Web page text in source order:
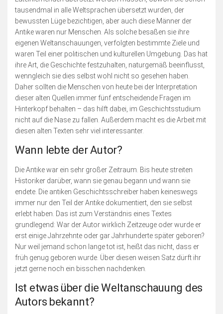
tausendmal in alle Weltsprachen übersetzt wurden, der
bewussten Lüge bezichtigen, aber auch diese Männer der
Antike waren nur Menschen. Als solche besaßen sie ihre
eigenen Weltanschauungen, verfolgten bestimmte Ziele und
waren Teil einer politischen und kulturellen Umgebung. Das hat
ihre Art, die Geschichte festzuhalten, naturgemäß beeinflusst,
wenngleich sie dies selbst wohl nicht so gesehen haben.
Daher sollten die Menschen von heute bei der Interpretation
dieser alten Quellen immer fünf entscheidende Fragen im
Hinterkopf behalten – das hilft dabei, im Geschichtsstudium
nicht auf die Nase zu fallen. Außerdem macht es die Arbeit mit
diesen alten Texten sehr viel interessanter.
Wann lebte der Autor?
Die Antike war ein sehr großer Zeitraum. Bis heute streiten
Historiker darüber, wann sie genau begann und wann sie
endete. Die antiken Geschichtsschreiber haben keineswegs
immer nur den Teil der Antike dokumentiert, den sie selbst
erlebt haben. Das ist zum Verständnis eines Textes
grundlegend: War der Autor wirklich Zeitzeuge oder wurde er
erst einige Jahrzehnte oder gar Jahrhunderte später geboren?
Nur weil jemand schon lange tot ist, heißt das nicht, dass er
früh genug geboren wurde. Über diesen weisen Satz dürft ihr
jetzt gerne noch ein bisschen nachdenken.
Ist etwas über die Weltanschauung des
Autors bekannt?